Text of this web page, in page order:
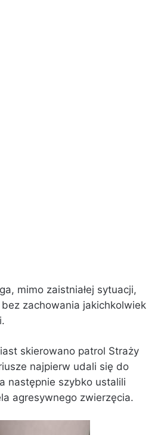
mimo zaistniałej sytuacji,
zachowania jakichkolwiek
skierowano patrol Straży
najpierw udali się do
następnie szybko ustalili
agresywnego zwierzęcia.